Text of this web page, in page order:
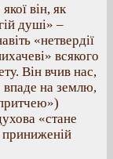
він, як
душі» –
«нетвердії
всякого
Він вчив нас,
впаде на землю,
«стане